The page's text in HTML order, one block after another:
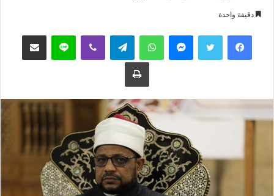
دقيقة واحدة
فيسبوك واتساب لاين
طباعة